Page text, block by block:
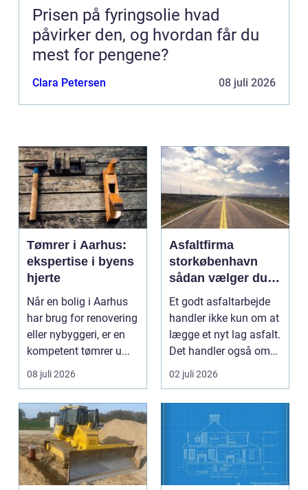
Prisen på fyringsolie hvad
påvirker den, og hvordan får du
mest for pengene?
Clara Petersen 08 juli 2026
Tømrer i Aarhus:
ekspertise i byens
hjerte
Når en bolig i Aarhus
har brug for renovering
eller nybyggeri, er en
kompetent tømrer u...
08 juli 2026
Asfaltfirma
storkøbenhavn
sådan vælger du
den rette
samarbejdspartner
Et godt asfaltarbejde
handler ikke kun om at
lægge et nyt lag asfalt.
Det handler også om
planlægnin...
02 juli 2026